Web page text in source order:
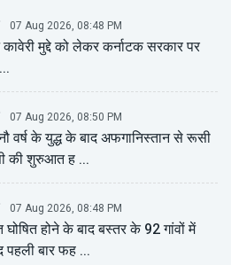
07 Aug 2026, 08:48 PM
मुद्दे को लेकर कर्नाटक सरकार पर
07 Aug 2026, 08:50 PM
वर्ष के युद्ध के बाद अफगानिस्तान से रूसी
की शुरुआत ह ...
07 Aug 2026, 08:48 PM
घोषित होने के बाद बस्तर के 92 गांवों में
पहली बार फह ...